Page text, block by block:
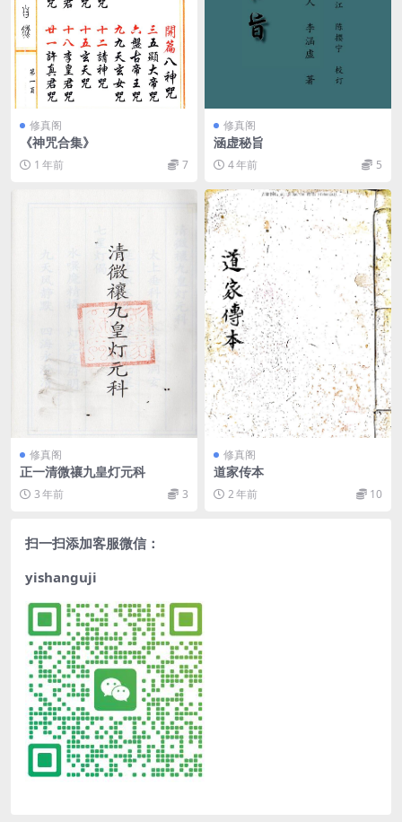
修真阁
《神咒合集》
1 年前 7
修真阁
涵虚秘旨
4 年前 5
修真阁
正一清微禳九皇灯元科
3 年前 3
修真阁
道家传本
2 年前 10
扫一扫添加客服微信：
yishanguji